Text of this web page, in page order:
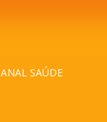
SAÚDE